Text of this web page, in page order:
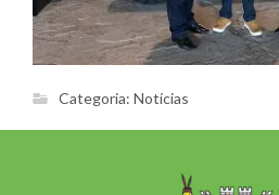
Categoria: Notícias